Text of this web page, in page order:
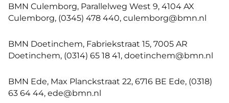
BMN Culemborg, Parallelweg West 9, 4104 AX
Culemborg, (0345) 478 440, culemborg@bmn.nl
BMN Doetinchem, Fabriekstraat 15, 7005 AR
Doetinchem, (0314) 65 18 41, doetinchem@bmn.nl
BMN Ede, Max Planckstraat 22, 6716 BE Ede, (0318)
63 64 44, ede@bmn.nl